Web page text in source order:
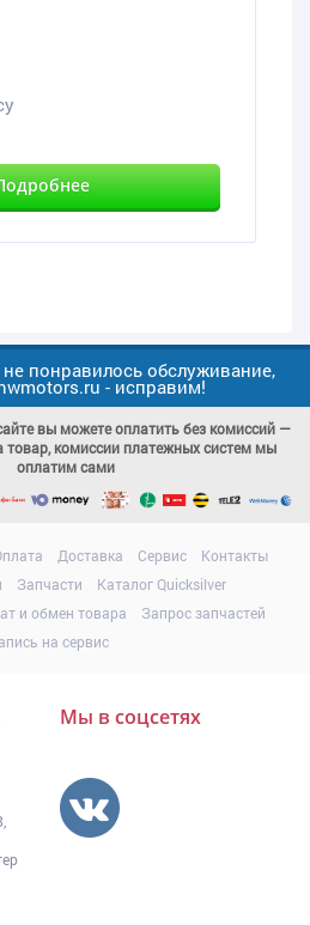
понравилось обслуживание,
- исправим!
вы можете оплатить без комиссий —
товар, комиссии платежных систем мы
оплатим сами
Доставка Сервис
Контакты
Запчасти
Каталог Quicksilver
и обмен товара
Запрос запчастей
на сервис
Мы в соцсетях